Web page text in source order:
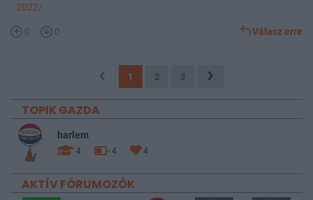
2022/
0 0 Válasz erre
1 2 3
TOPIK GAZDA
harlem
4 4 4
AKTÍV FÓRUMOZÓK